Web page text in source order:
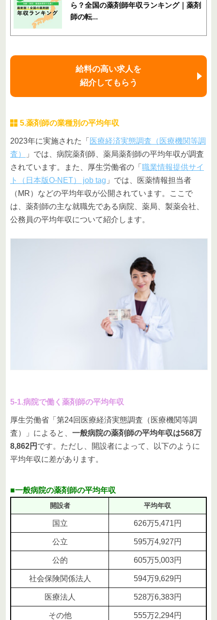
ら？全国の薬剤師年収ランキング｜薬剤
師の転...
給料の高い求人を
紹介してもらう
5.薬剤師の業種別の平均年収
2023年に実施された「 医療経済実態調査（医療機関等調
査）
」では、病院薬剤師、薬局薬剤師の平均年収が調査
されています。また、厚生労働省の「 職業情報提供サイ
ト（日本版O-NET） job tag 」では、医薬情報担当者
（MR）などの平均年収が公開されています。ここで
は、薬剤師の主な就職先である病院、薬局、製薬会社、
公務員の平均年収について紹介します。
5-1.病院で働く薬剤師の平均年収
厚生労働省「第24回医療経済実態調査（医療機関等調
査）」によると、 一般病院の薬剤師の平均年収は568万
8,862円 です。ただし、開設者によって、以下のように
平均年収に差があります。
■一般病院の薬剤師の平均年収
開設者 平均年収
国立 626万5,471円
公立 595万4,927円
公的 605万5,003円
社会保険関係法人 594万9,629円
医療法人 528万6,383円
その他 555万2,294円